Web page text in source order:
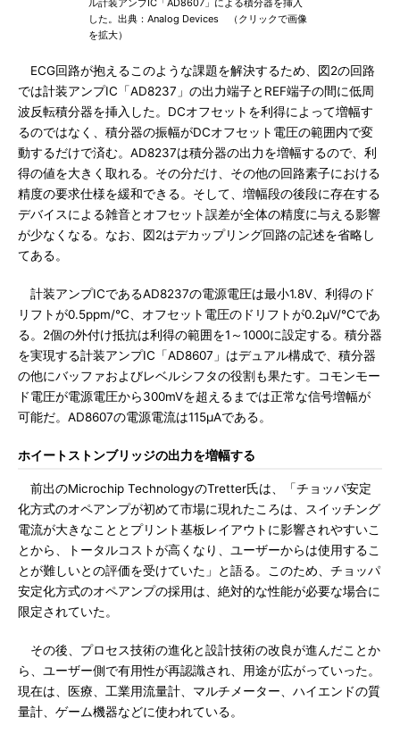
ル計装アンプIC「AD8607」による積分器を挿入
した。出典：Analog Devices （クリックで画像
を拡大）
ECG回路が抱えるこのような課題を解決するため、図2の回路
では計装アンプIC「AD8237」の出力端子とREF端子の間に低周
波反転積分器を挿入した。DCオフセットを利得によって増幅す
るのではなく、積分器の振幅がDCオフセット電圧の範囲内で変
動するだけで済む。AD8237は積分器の出力を増幅するので、利
得の値を大きく取れる。その分だけ、その他の回路素子における
精度の要求仕様を緩和できる。そして、増幅段の後段に存在する
デバイスによる雑音とオフセット誤差が全体の精度に与える影響
が少なくなる。なお、図2はデカップリング回路の記述を省略し
てある。
計装アンプICであるAD8237の電源電圧は最小1.8V、利得のド
リフトが0.5ppm/℃、オフセット電圧のドリフトが0.2μV/℃であ
る。2個の外付け抵抗は利得の範囲を1～1000に設定する。積分器
を実現する計装アンプIC「AD8607」はデュアル構成で、積分器
の他にバッファおよびレベルシフタの役割も果たす。コモンモー
ド電圧が電源電圧から300mVを超えるまでは正常な信号増幅が
可能だ。AD8607の電源電流は115μAである。
ホイートストンブリッジの出力を増幅する
前出のMicrochip TechnologyのTretter氏は、「チョッパ安定
化方式のオペアンプが初めて市場に現れたころは、スイッチング
電流が大きなこととプリント基板レイアウトに影響されやすいこ
とから、トータルコストが高くなり、ユーザーからは使用するこ
とが難しいとの評価を受けていた」と語る。このため、チョッパ
安定化方式のオペアンプの採用は、絶対的な性能が必要な場合に
限定されていた。
その後、プロセス技術の進化と設計技術の改良が進んだことか
ら、ユーザー側で有用性が再認識され、用途が広がっていった。
現在は、医療、工業用流量計、マルチメーター、ハイエンドの質
量計、ゲーム機器などに使われている。